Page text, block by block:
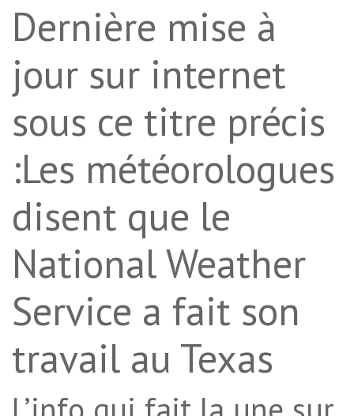
Dernière mise à
jour sur internet
sous ce titre précis
:Les météorologues
disent que le
National Weather
Service a fait son
travail au Texas